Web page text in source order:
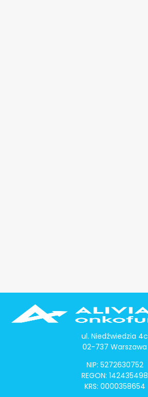
ul. Niedźwiedzia 4c
02-737 Warszawa
NIP: 5272630752
REGON: 142435498
KRS: 0000358654